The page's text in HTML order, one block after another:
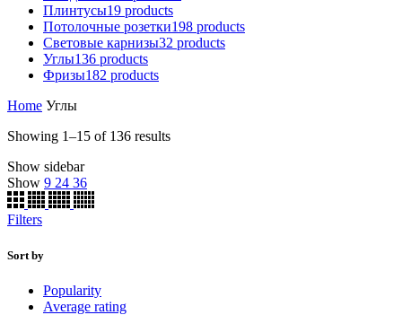
Плинтусы19 products
Потолочные розетки198 products
Световые карнизы32 products
Углы136 products
Фризы182 products
Home Углы
Showing 1–15 of 136 results
Show sidebar
Show 9 24 36
Filters
Sort by
Popularity
Average rating